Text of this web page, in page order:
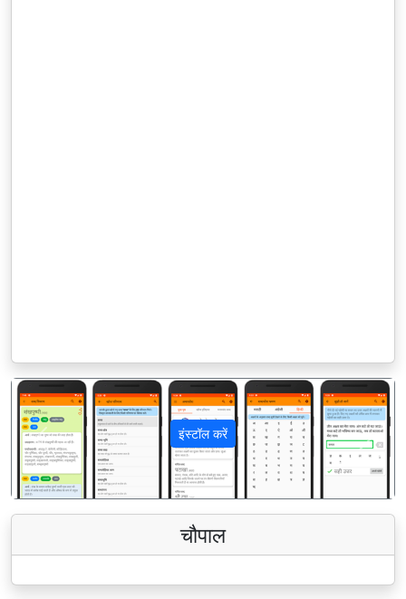
इंस्टॉल करें
पिछला अगला
चौपाल